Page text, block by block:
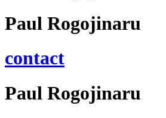
Paul Rogojinaru
contact
Paul Rogojinaru